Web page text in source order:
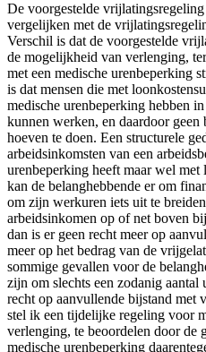
De voorgestelde
vergelijken met de
Verschil is dat de voorgestelde
de mogelijkheid van verlenging,
met een medische urenbeperking
is dat mensen die met
medische urenbeperking hebben
kunnen werken, en daardoor geen
hoeven te doen. Een structurele
arbeidsinkomsten van een
urenbeperking heeft maar wel
kan de belanghebbende er om
om zijn werkuren iets uit te
arbeidsinkomen op of net boven
dan is er geen recht meer op
meer op het bedrag van de
sommige gevallen voor de
zijn om slechts een zodanig
recht op aanvullende bijstand met
stel ik een tijdelijke regeling voor
verlenging, te beoordelen door de
medische urenbeperking